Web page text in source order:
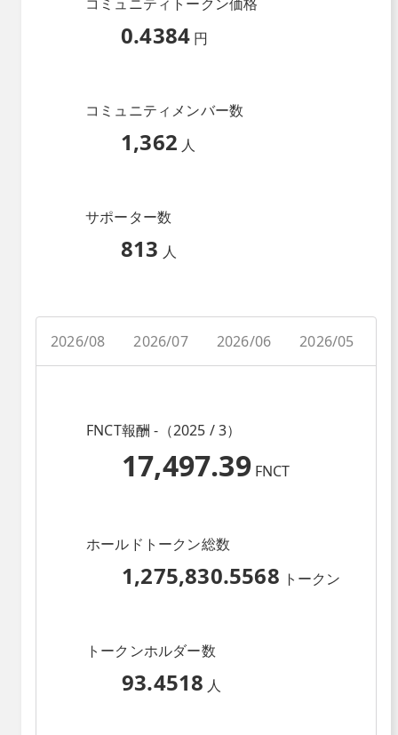
0.4384 円
コミュニティメンバー数
1,362 人
サポーター数
813 人
2026/08 2026/07 2026/06 2026/05
FNCT報酬 -（2025 / 3）
17,497.39 FNCT
ホールドトークン総数
1,275,830.5568 トークン
トークンホルダー数
93.4518 人